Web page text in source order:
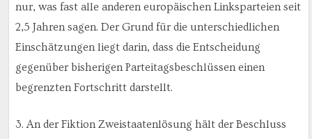
nur, was fast alle anderen europäischen Linksparteien seit
2,5 Jahren sagen. Der Grund für die unterschiedlichen
Einschätzungen liegt darin, dass die Entscheidung
gegenüber bisherigen Parteitagsbeschlüssen einen
begrenzten Fortschritt darstellt.
3. An der Fiktion Zweistaatenlösung hält der Beschluss